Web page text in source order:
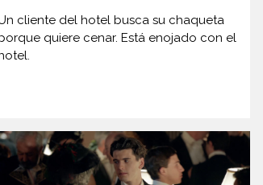
cliente del hotel busca su chaqueta
quiere cenar. Está enojado con el